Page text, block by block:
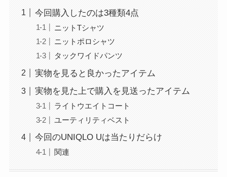
今回購入したのは3種類4点
ニットTシャツ
ニットポロシャツ
タックワイドパンツ
実物を見ると良かったアイテム
実物を見た上で購入を見送ったアイテム
ライトウエイトコート
ユーティリティベスト
今回のUNIQLO Uは当たりだらけ
関連